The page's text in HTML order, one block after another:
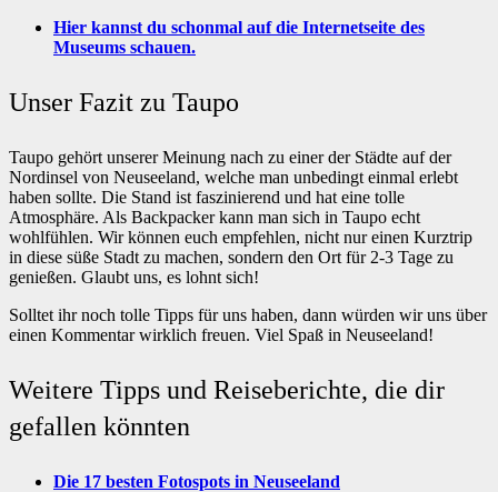
Hier kannst du schonmal auf die Internetseite des
Museums schauen.
Unser Fazit zu Taupo
Taupo gehört unserer Meinung nach zu einer der Städte auf der
Nordinsel von Neuseeland, welche man unbedingt einmal erlebt
haben sollte. Die Stand ist faszinierend und hat eine tolle
Atmosphäre. Als Backpacker kann man sich in Taupo echt
wohlfühlen. Wir können euch empfehlen, nicht nur einen Kurztrip
in diese süße Stadt zu machen, sondern den Ort für 2-3 Tage zu
genießen. Glaubt uns, es lohnt sich!
Solltet ihr noch tolle Tipps für uns haben, dann würden wir uns über
einen Kommentar wirklich freuen. Viel Spaß in Neuseeland!
Weitere Tipps und Reiseberichte, die dir
gefallen könnten
Die 17 besten Fotospots in Neuseeland